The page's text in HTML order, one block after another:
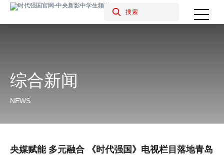
综合新闻
NEWS
央媒赋能 多元融合 《时代强国》电视栏目落地青岛